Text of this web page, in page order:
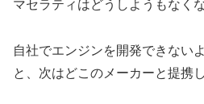
マセラティはどうしようもなく
自社でエンジンを開発できない
と、次はどこのメーカーと提携